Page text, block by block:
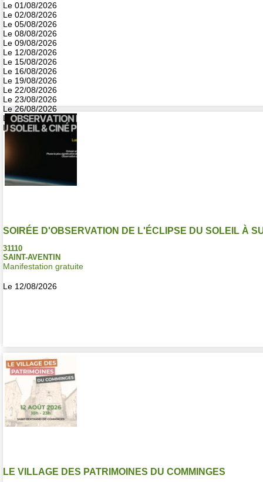
Le 01/08/2026
Le 02/08/2026
Le 05/08/2026
Le 08/08/2026
Le 09/08/2026
Le 12/08/2026
Le 15/08/2026
Le 16/08/2026
Le 19/08/2026
Le 22/08/2026
Le 23/08/2026
Le 26/08/2026
Le 29/08/2026
Le 30/08/2026
SOIRÉE D'OBSERVATION DE L'ÉCLIPSE DU SOLEIL À
31110
SAINT-AVENTIN
Manifestation gratuite
Le 12/08/2026
LE VILLAGE DES PATRIMOINES DU COMMINGES